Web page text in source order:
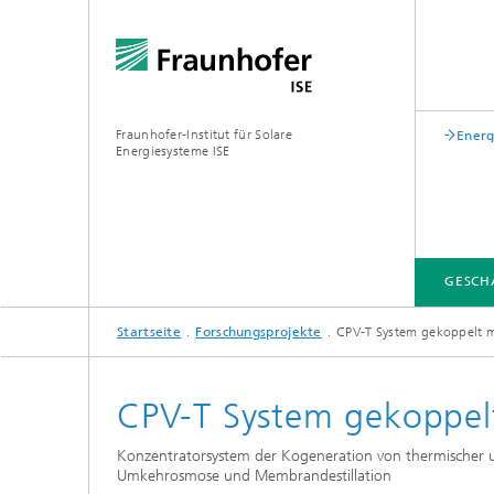
Fraunhofer-Institut für Solare
Energiesysteme ISE
GESCHÄFTSFELDER
FUE-INFRASTRUKTUR
Zentrum für höchsteffiziente
Solarzellen
LEITTHEMEN
ÜBER UNS
VERÖFFENTLICHUNGEN
Startseite Forschungsprojekte CPV-T System gekoppelt
CPV-T System
Konzentratorsystem der Kogeneration von thermischer
Umkehrosmose und Membrandestillation